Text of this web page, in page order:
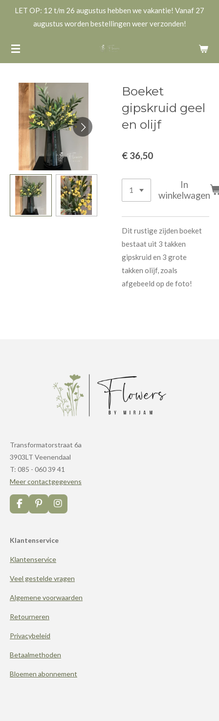
de
hoofdinhoud
LET OP: 12 t/m 26 augustus hebben we vakantie! Vanaf 27
augustus worden bestellingen weer verzonden!
Boeket
gipskruid geel
en olijf
€ 36,50
In
winkelwagen
Dit rustige zijden boeket
bestaat uit 3 takken
gipskruid en 3 grote
takken olijf, zoals
afgebeeld op de foto!
Transformatorstraat 6a
3903LT Veenendaal
T: 085 - 060 39 41
Meer contactgegevens
F
a
b
o
P
i
e
e
t
I
n
a
m
Klantenservice
Klantenservice
Veel gestelde vragen
Algemene voorwaarden
Retourneren
Privacybeleid
Betaalmethoden
Bloemen abonnement